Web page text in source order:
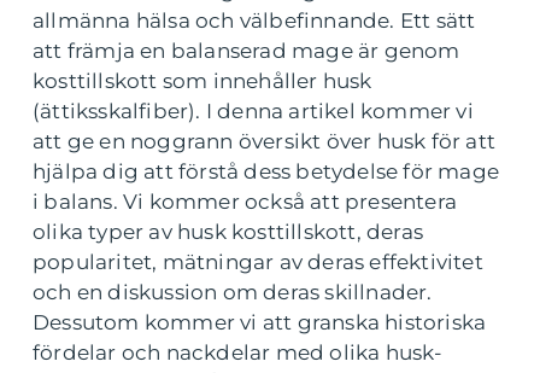
allmänna hälsa och välbefinnande. Ett sätt
att främja en balanserad mage är genom
kosttillskott som innehåller husk
(ättiksskalfiber). I denna artikel kommer vi
att ge en noggrann översikt över husk för att
hjälpa dig att förstå dess betydelse för mage
i balans. Vi kommer också att presentera
olika typer av husk kosttillskott, deras
popularitet, mätningar av deras effektivitet
och en diskussion om deras skillnader.
Dessutom kommer vi att granska historiska
fördelar och nackdelar med olika husk-